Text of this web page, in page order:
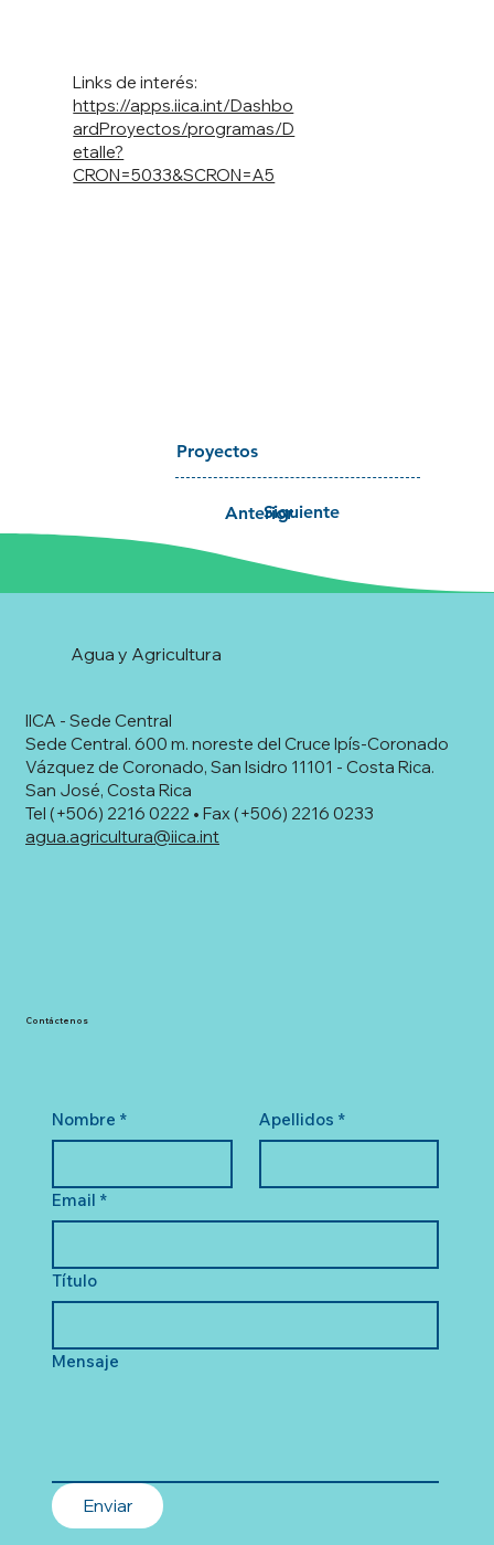
Siguiente
Anterior
Proyectos
https://apps.iica.int/Dashbo
ardProyectos/programas/D
etalle?
CRON=5033&SCRON=A5
Links de interés:
IICA - Sede Central
Sede Central. 600 m. noreste del Cruce Ipís-Coronado
Vázquez de Coronado, San Isidro 11101 - Costa Rica.
San José, Costa Rica
Tel (+506) 2216 0222 • Fax (+506) 2216 0233
agua.agricultura@iica.int
Agua y Agricultura
Nombre * Apellidos *
Email *
Título
Mensaje
Enviar
Contáctenos